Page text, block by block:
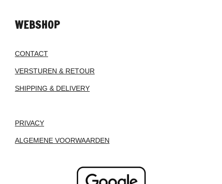
WEBSHOP
CONTACT
VERSTUREN & RETOUR
SHIPPING & DELIVERY
PRIVACY
ALGEMENE VOORWAARDEN